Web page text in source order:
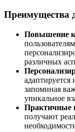
Преимущества
Повышение
различных
адаптируется
запоминая
уникальное
Практичные
получают